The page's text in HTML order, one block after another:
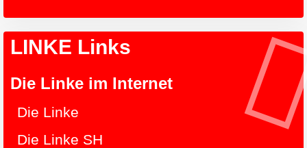
LINKE Links
Die Linke im Internet
Die Linke
Die Linke SH